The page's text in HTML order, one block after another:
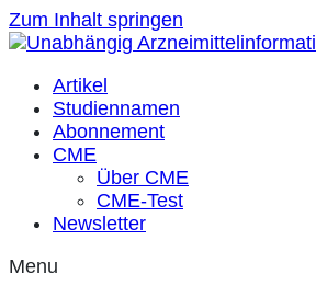
Zum Inhalt springen
Artikel
Studiennamen
Abonnement
CME
Über CME
CME-Test
Newsletter
Menu